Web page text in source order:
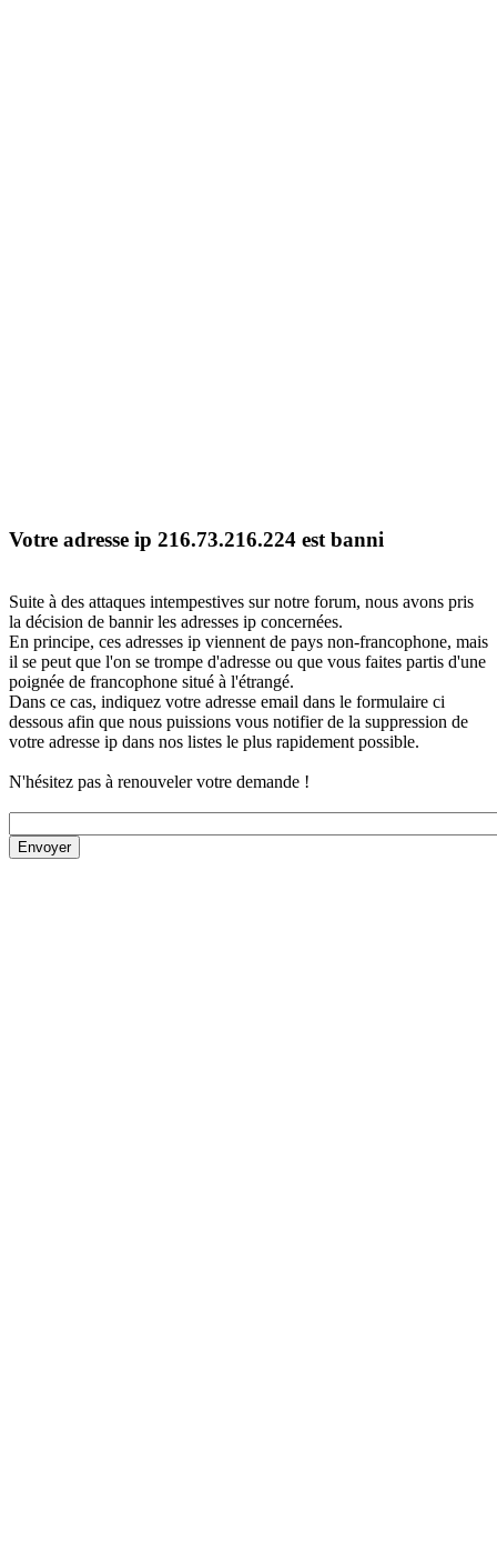
Votre adresse ip 216.73.216.224 est banni
Suite à des attaques intempestives sur notre forum, nous avons pris
la décision de bannir les adresses ip concernées.
En principe, ces adresses ip viennent de pays non-francophone, mais
il se peut que l'on se trompe d'adresse ou que vous faites partis d'une
poignée de francophone situé à l'étrangé.
Dans ce cas, indiquez votre adresse email dans le formulaire ci
dessous afin que nous puissions vous notifier de la suppression de
votre adresse ip dans nos listes le plus rapidement possible.
N'hésitez pas à renouveler votre demande !